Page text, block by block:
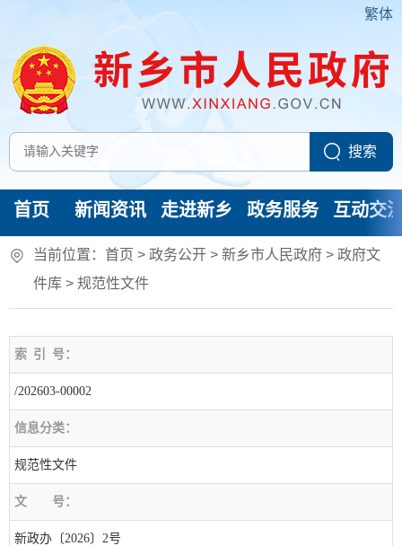
繁体
首页 新闻资讯 走进新乡 政务服务 互动交
当前位置： 首页 > 政务公开 > 新乡市人民政府 > 政府文
件库 > 规范性文件
索 引 号：
/202603-00002
信息分类：
规范性文件
文 号：
新政办〔2026〕2号